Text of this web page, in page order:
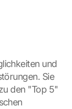
und
Sie
den "Top 5"